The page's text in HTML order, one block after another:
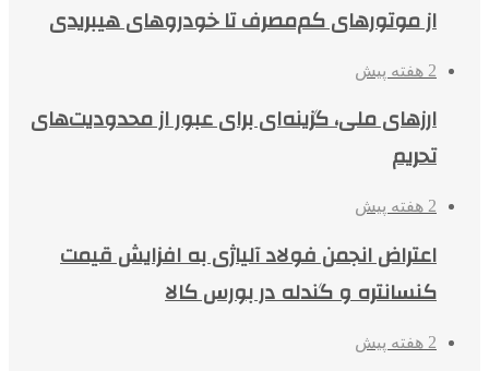
از موتورهای کم‌مصرف تا خودروهای هیبریدی
2 هفته پیش
ارزهای ملی، گزینه‌ای برای عبور از محدودیت‌های
تحریم
2 هفته پیش
اعتراض انجمن فولاد آلیاژی به افزایش قیمت
کنسانتره و گندله در بورس کالا
2 هفته پیش